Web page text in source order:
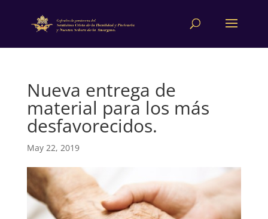
Nueva entrega de
material para los más
desfavorecidos.
May 22, 2019